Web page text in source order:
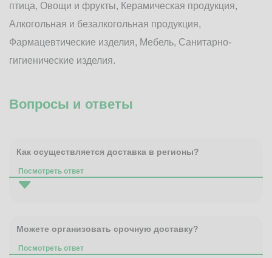
птица, Овощи и фрукты, Керамическая продукция,
Алкогольная и безалкогольная продукция,
Фармацевтические изделия, Мебель, Санитарно-
гигиенические изделия.
Вопросы и ответы
Как осуществляется доставка в регионы?
Посмотреть ответ
Можете организовать срочную доставку?
Посмотреть ответ